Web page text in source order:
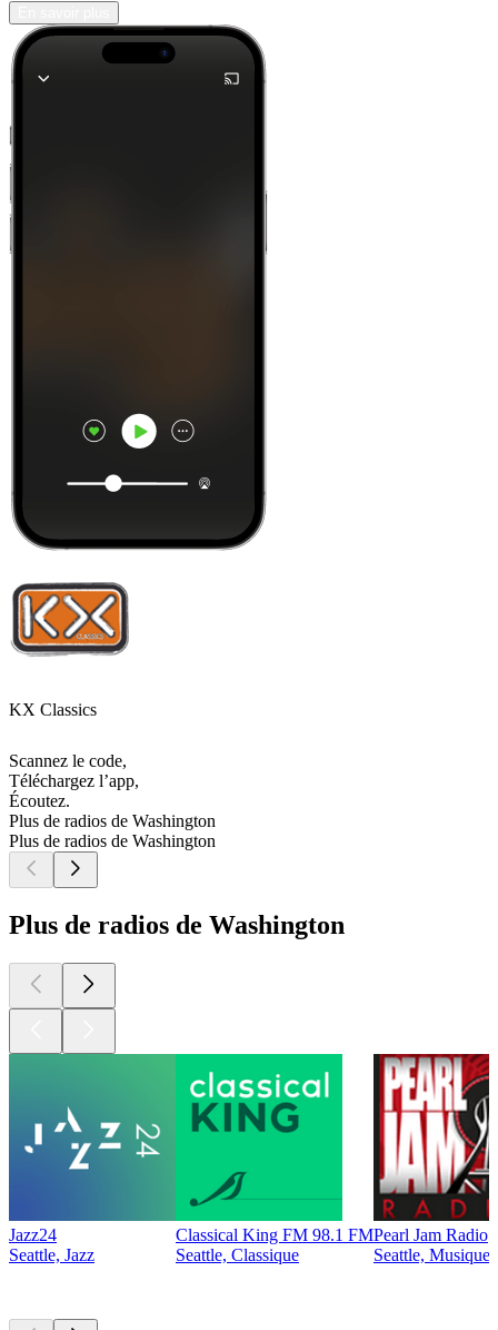
KX Classics
Scannez le code,
Téléchargez l’app,
Écoutez.
Plus de radios de Washington
Plus de radios de Washington
Plus de radios de Washington
Jazz24
Seattle, Jazz
Classical King FM 98.1 FM
Seattle, Classique
Pearl Jam Radio
Seattle,